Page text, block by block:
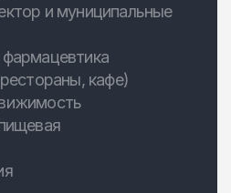
и муниципальные
кафе)